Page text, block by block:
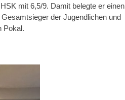
mit 6,5/9. Damit belegte er einen
der Jugendlichen und
Pokal.